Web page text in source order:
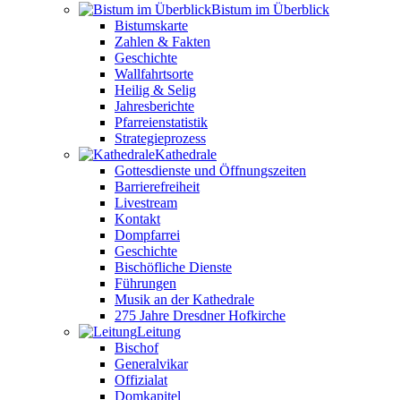
Bistum im Überblick
Bistumskarte
Zahlen & Fakten
Geschichte
Wallfahrtsorte
Heilig & Selig
Jahresberichte
Pfarreienstatistik
Strategieprozess
Kathedrale
Gottesdienste und Öffnungszeiten
Barrierefreiheit
Livestream
Kontakt
Dompfarrei
Geschichte
Bischöfliche Dienste
Führungen
Musik an der Kathedrale
275 Jahre Dresdner Hofkirche
Leitung
Bischof
Generalvikar
Offizialat
Domkapitel